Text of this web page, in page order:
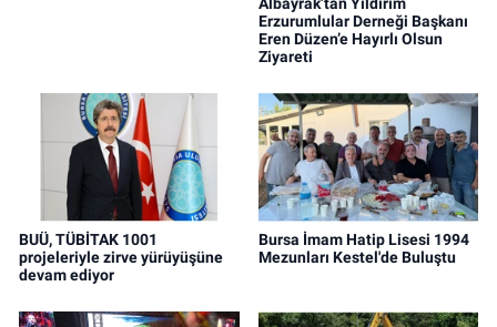
Erzurumlular Derneği Başkanı
Eren Düzen’e Hayırlı Olsun
Ziyareti
BUÜ, TÜBİTAK 1001
projeleriyle zirve yürüyüşüne
devam ediyor
Bursa İmam Hatip Lisesi 1994
Mezunları Kestel'de Buluştu